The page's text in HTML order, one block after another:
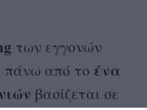
των εγγονών
πάνω από το ένα
βασίζεται σε